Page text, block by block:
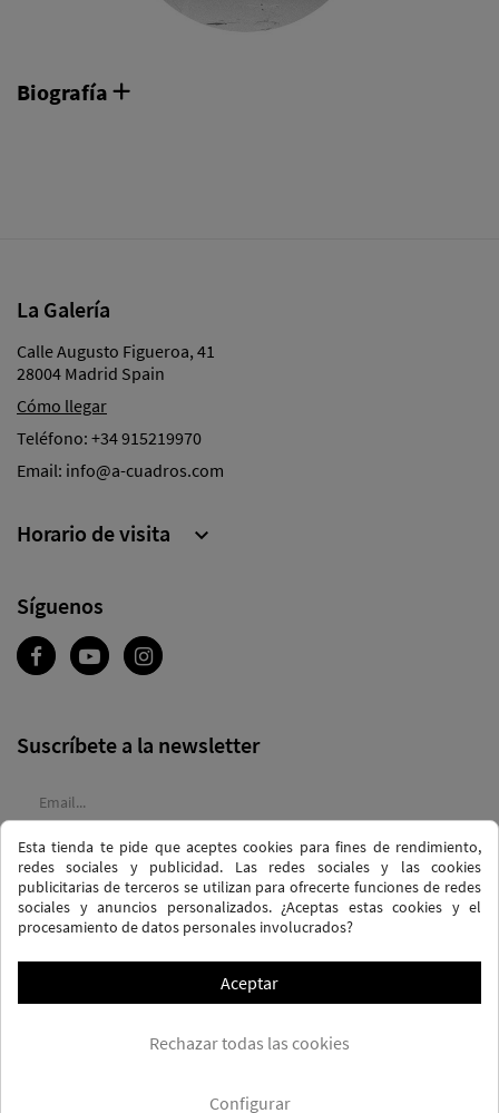
Biografía
La Galería
Calle Augusto Figueroa, 41
28004 Madrid Spain
Cómo llegar
Teléfono: +34 915219970
Email: info@a-cuadros.com
Síguenos
Horario de visita 
Suscríbete a la newsletter
Acepto las condiciones generales y lapolítica de confidencialidad
POLÍTICA DE PRIVACIDAD Y PROTECCIÓN DE DATOS
TÉRMINOS Y CONDICIONES DE COMPRA POLÍTICA DE COOKIES
Esta tienda te pide que aceptes cookies para fines de rendimiento,
redes sociales y publicidad. Las redes sociales y las cookies
publicitarias de terceros se utilizan para ofrecerte funciones de redes
sociales y anuncios personalizados. ¿Aceptas estas cookies y el
procesamiento de datos personales involucrados?
Aceptar
Rechazar todas las cookies
Configurar